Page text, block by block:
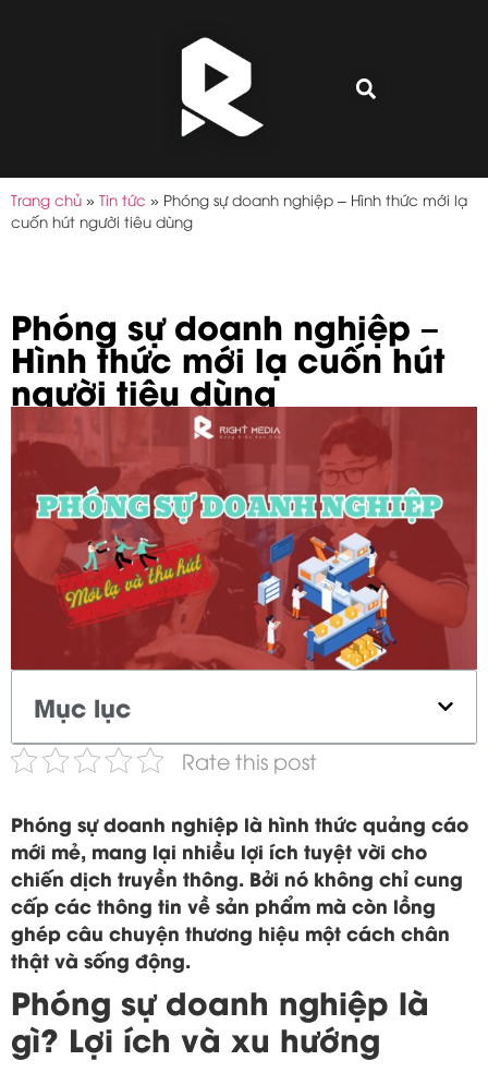
Trang chủ » Tin tức » Phóng sự doanh nghiệp – Hình thức mới lạ
cuốn hút người tiêu dùng
Phóng sự doanh nghiệp –
Hình thức mới lạ cuốn hút
người tiêu dùng
Mục lục
Rate this post
Phóng sự doanh nghiệp là hình thức quảng cáo
mới mẻ, mang lại nhiều lợi ích tuyệt vời cho
chiến dịch truyền thông. Bởi nó không chỉ cung
cấp các thông tin về sản phẩm mà còn lồng
ghép câu chuyện thương hiệu một cách chân
thật và sống động.
Phóng sự doanh nghiệp là
gì? Lợi ích và xu hướng